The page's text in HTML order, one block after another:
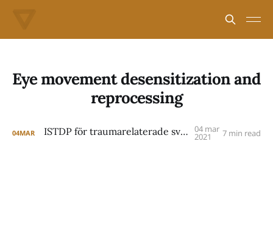
Eye movement desensitization and
reprocessing
04MAR ISTDP för traumarelaterade svårigheter 04 mar
2021 7 min read